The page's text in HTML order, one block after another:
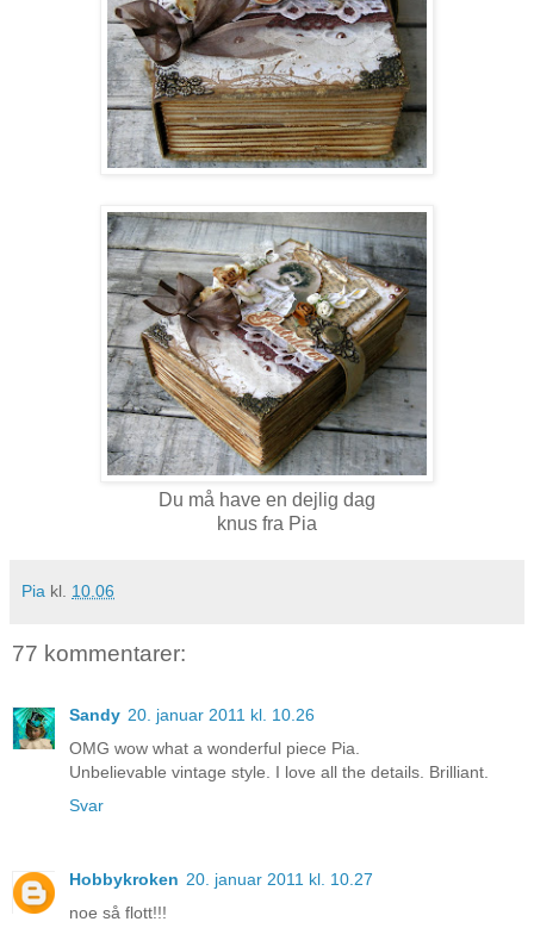
Du må have en dejlig dag
knus fra Pia
Pia kl. 10.06
77 kommentarer:
Sandy 20. januar 2011 kl. 10.26
OMG wow what a wonderful piece Pia.
Unbelievable vintage style. I love all the details. Brilliant.
Svar
Hobbykroken 20. januar 2011 kl. 10.27
noe så flott!!!